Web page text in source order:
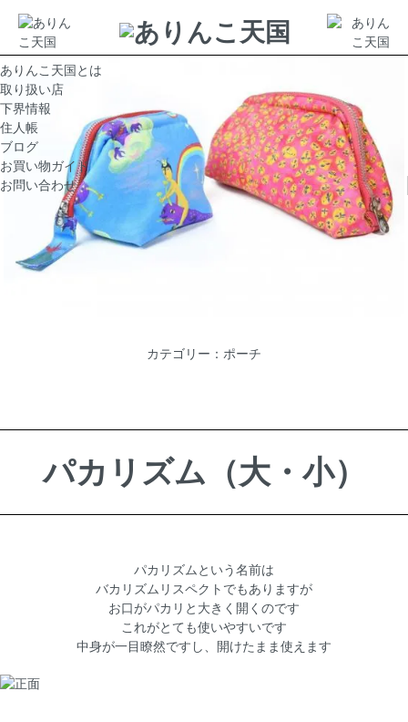
ありんこ天国とは
取り扱い店
下界情報
住人帳
ブログ
お買い物ガイド
お問い合わせ
カテゴリー： ポーチ
パカリズム（大・小）
パカリズムという名前は
バカリズムリスペクトでもありますが
お口がパカリと大きく開くのです
これがとても使いやすいです
中身が一目瞭然ですし、開けたまま使えます